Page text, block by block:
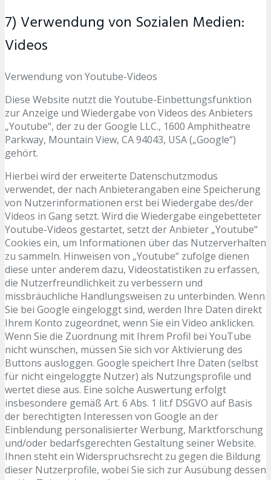
7) Verwendung von Sozialen Medien:
Videos
Verwendung von Youtube-Videos
Diese Website nutzt die Youtube-Einbettungsfunktion
zur Anzeige und Wiedergabe von Videos des Anbieters
„Youtube“, der zu der Google LLC., 1600 Amphitheatre
Parkway, Mountain View, CA 94043, USA („Google“)
gehört.
Hierbei wird der erweiterte Datenschutzmodus
verwendet, der nach Anbieterangaben eine Speicherung
von Nutzerinformationen erst bei Wiedergabe des/der
Videos in Gang setzt. Wird die Wiedergabe eingebetteter
Youtube-Videos gestartet, setzt der Anbieter „Youtube“
Cookies ein, um Informationen über das Nutzerverhalten
zu sammeln. Hinweisen von „Youtube“ zufolge dienen
diese unter anderem dazu, Videostatistiken zu erfassen,
die Nutzerfreundlichkeit zu verbessern und
missbräuchliche Handlungsweisen zu unterbinden. Wenn
Sie bei Google eingeloggt sind, werden Ihre Daten direkt
Ihrem Konto zugeordnet, wenn Sie ein Video anklicken.
Wenn Sie die Zuordnung mit Ihrem Profil bei YouTube
nicht wünschen, müssen Sie sich vor Aktivierung des
Buttons ausloggen. Google speichert Ihre Daten (selbst
für nicht eingeloggte Nutzer) als Nutzungsprofile und
wertet diese aus. Eine solche Auswertung erfolgt
insbesondere gemäß Art. 6 Abs. 1 lit.f DSGVO auf Basis
der berechtigten Interessen von Google an der
Einblendung personalisierter Werbung, Marktforschung
und/oder bedarfsgerechten Gestaltung seiner Website.
Ihnen steht ein Widerspruchsrecht zu gegen die Bildung
dieser Nutzerprofile, wobei Sie sich zur Ausübung dessen